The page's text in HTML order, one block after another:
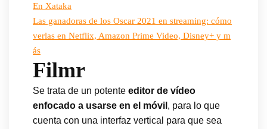
En Xataka
Las ganadoras de los Oscar 2021 en streaming: cómo
verlas en Netflix, Amazon Prime Video, Disney+ y m
ás
Filmr
Se trata de un potente editor de vídeo
enfocado a usarse en el móvil , para lo que
cuenta con una interfaz vertical para que sea